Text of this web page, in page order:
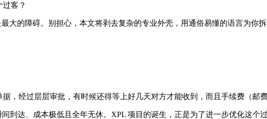
客？
大的障碍。别担心，本文将剥去复杂的专业外壳，用通俗易懂的语言为你
，经过层层审批，有时候还得等上好几天对方才能收到，而且手续费（邮费
达、成本极低且全年无休。XPL 项目的诞生，正是为了进一步优化这个